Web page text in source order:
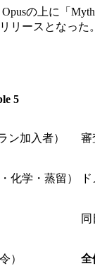
の上に「
リースとなった。
5
ン加入者） 審
化学・蒸留）
同
） 全